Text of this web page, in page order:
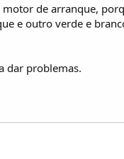
de arranque,
e outro verde e
dar problemas.